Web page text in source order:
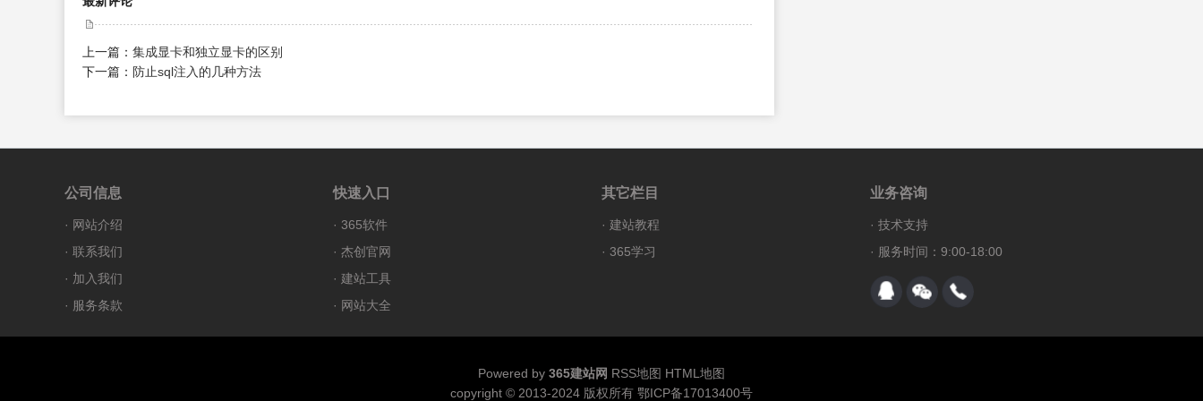
上一篇： 集成显卡和独立显卡的区别
下一篇： 防止sql注入的几种方法
公司信息
· 网站介绍
· 联系我们
· 加入我们
· 服务条款
快速入口
· 365软件
· 杰创官网
· 建站工具
· 网站大全
其它栏目
· 建站教程
· 365学习
业务咨询
· 技术支持
· 服务时间：9:00-18:00
Powered by 365建站网 RSS地图 HTML地图
copyright © 2013-2024 版权所有 鄂ICP备17013400号